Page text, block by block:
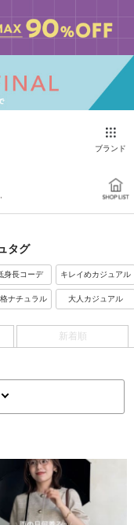
ブランド
タグ
身長コーデ
ナチュラル
キレイめカジュアル
大人カジュアル
新着順